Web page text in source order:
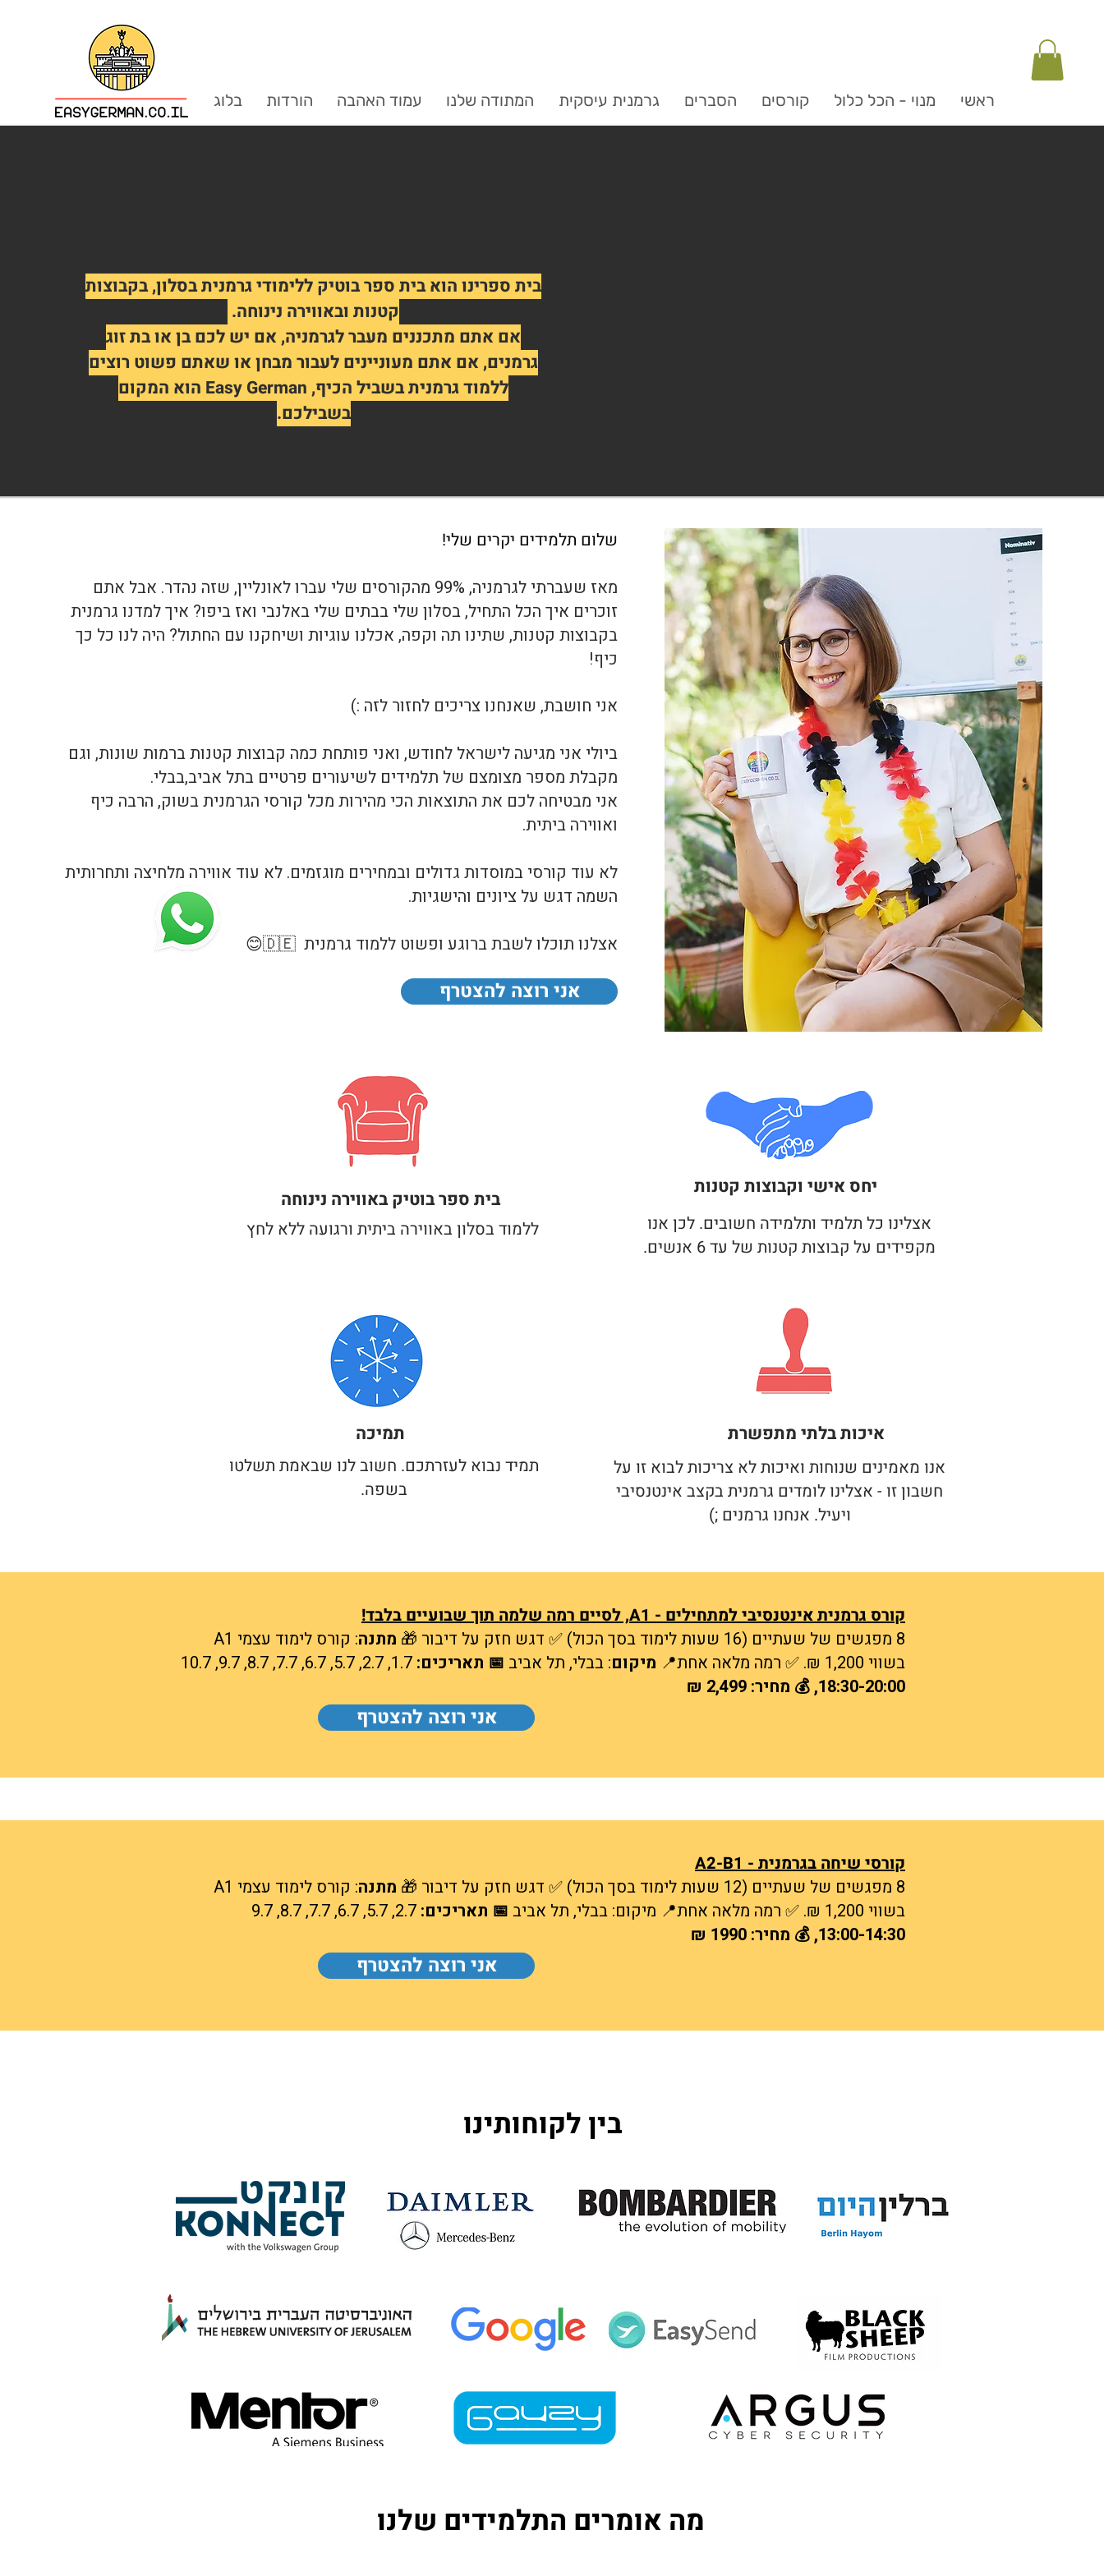
ראשי מנוי - הכל כלול קורסים הסברים גרמנית עיסקית המתודה שלנו עמוד האהבה הורדות בלוג
בית ספרינו הוא בית ספר בוטיק ללימודי גרמנית בסלון, בקבוצות
קטנות ובאווירה נינוחה.
אם אתם מתכננים מעבר לגרמניה, אם יש לכם בן או בת זוג
גרמנים, אם אתם מעוניינים לעבור מבחן או שאתם פשוט רוצים
ללמוד גרמנית בשביל הכיף, Easy German הוא המקום
בשבילכם.
שלום תלמידים יקרים שלי!
מאז שעברתי לגרמניה, 99% מהקורסים שלי עברו לאונליין, שזה נהדר. אבל אתם
זוכרים איך הכל התחיל, בסלון שלי בבתים שלי באלנבי ואז ביפו? איך למדנו גרמנית
בקבוצות קטנות, שתינו תה וקפה, אכלנו עוגיות ושיחקנו עם החתול? היה לנו כל כך
כיף!
​אני חושבת, שאנחנו צריכים לחזור לזה :)
​ביולי אני מגיעה לישראל לחודש, ואני פותחת כמה קבוצות קטנות ברמות שונות, וגם
מקבלת מספר מצומצם של תלמידים לשיעורים פרטיים בתל אביב,בבלי.
אני מבטיחה לכם את התוצאות הכי מהירות מכל קורסי הגרמנית בשוק, הרבה כיף
ואווירה ביתית.
​לא עוד קורסי במוסדות גדולים ובמחירים מוגזמים. לא עוד אווירה מלחיצה ותחרותית
השמה דגש על ציונים והישגיות.
​אצלנו תוכלו לשבת ברוגע ופשוט ללמוד גרמנית 🇩🇪😊
אני רוצה להצטרף
ללמוד בסלון באווירה ביתית ורגועה ללא לחץ
בית ספר בוטיקבאווירה נינוחה
תמיכה
תמיד נבוא לעזרתכם. חשוב לנו שבאמת תשלטו
בשפה.
יחס אישי וקבוצות קטנות
אצלינו כל תלמיד ותלמידה חשובים. לכן אנו
מקפידים על קבוצות קטנות של עד 6 אנשים.
איכות בלתי מתפשרת
אנו מאמינים שנוחות ואיכות לא צריכות לבוא זו על
חשבון זו - אצלינו לומדים גרמנית בקצב אינטנסיבי
ויעיל. אנחנו גרמנים ;)
קורס גרמנית אינטנסיבי למתחילים - A1, לסיים רמה שלמה תוך שבועיים בלבד!
8 מפגשים של שעתיים (16 שעות לימוד בסך הכול) ✅ דגש חזק על דיבור 🎁
מתנה
: קורס לימוד עצמי A1
בשווי 1,200 ₪. ✅ רמה מלאה אחת📍
מיקום: בבלי, תל אביב​ 📅 תאריכים: 1.7, 2.7, 5.7, 6.7, 7.7, 8.7, 9.7, 10.7
18:30-20:00​, 💰 מחיר: 2,499 ₪
אני רוצה להצטרף
קורסי שיחה בגרמנית - A2-B1
8 מפגשים של שעתיים (12 שעות לימוד בסך הכול) ✅ דגש חזק על דיבור 🎁
מתנה
: קורס לימוד עצמי A1
בשווי 1,200 ₪. ✅ רמה מלאה אחת📍 מיקום: בבלי, תל אביב​
📅 תאריכים: 2.7, 5.7, 6.7, 7.7, 8.7, 9.7
13:00-14:30​, 💰 מחיר: 1990 ₪
אני רוצה להצטרף
בין לקוחותינו
מה אומרים התלמידים שלנו